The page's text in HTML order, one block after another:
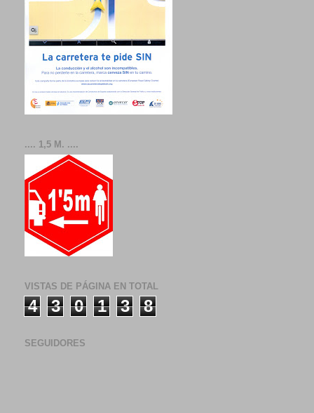
.... 1,5 M. ....
VISTAS DE PÁGINA EN TOTAL
4 3 0 1 3 8
SEGUIDORES